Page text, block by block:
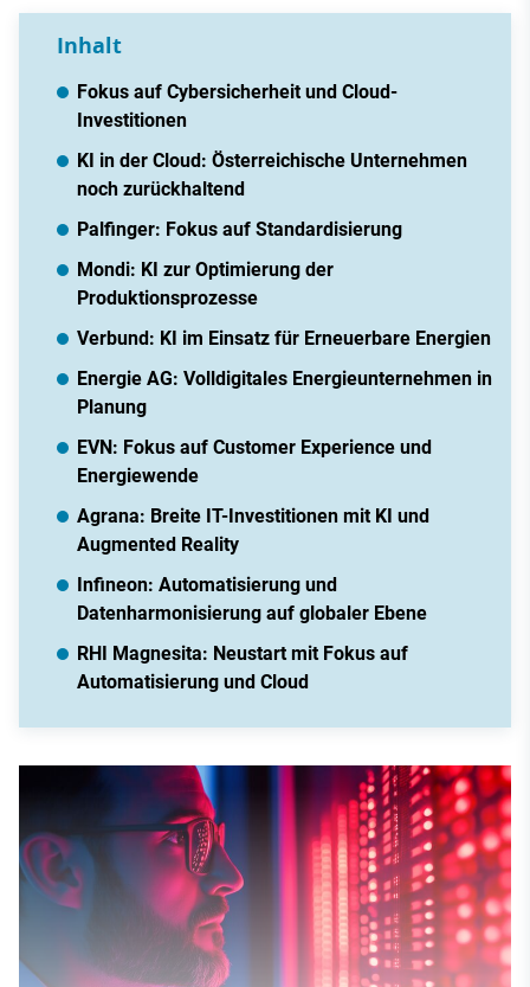
Inhalt
Fokus auf Cybersicherheit und Cloud-
Investitionen
KI in der Cloud: Österreichische Unternehmen
noch zurückhaltend
Palfinger: Fokus auf Standardisierung
Mondi: KI zur Optimierung der
Produktionsprozesse
Verbund: KI im Einsatz für Erneuerbare Energien
Energie AG: Volldigitales Energieunternehmen in
Planung
EVN: Fokus auf Customer Experience und
Energiewende
Agrana: Breite IT-Investitionen mit KI und
Augmented Reality
Infineon: Automatisierung und
Datenharmonisierung auf globaler Ebene
RHI Magnesita: Neustart mit Fokus auf
Automatisierung und Cloud